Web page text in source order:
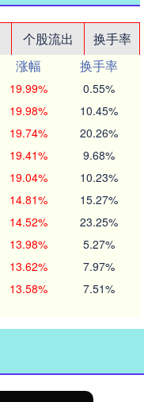
个股流出
换手率
涨幅
换手率
19.99% 0.55%
19.98% 10.45%
19.74% 20.26%
19.41% 9.68%
19.04% 10.23%
14.81% 15.27%
14.52% 23.25%
13.98% 5.27%
13.62% 7.97%
13.58% 7.51%